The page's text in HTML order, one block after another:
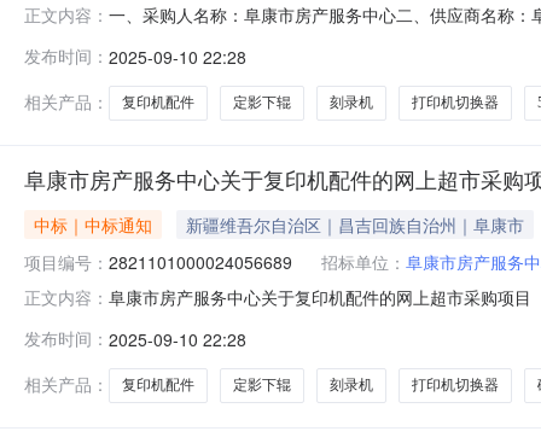
正文内容： 一、采购人名称：阜康市房产服务中心二、供应商名称
下辊个
发布时间： 2025-09-10 22:28
相关产品：
复印机配件 定影下辊 刻录机 打印机切换器
阜康市房产服务中心关于复印机配件的网上超市采购
中标｜中标通知
新疆维吾尔自治区｜昌吉回族自治州｜阜康市
项目编号： 2821101000024056689 招标单位： 阜康市房产服务
正文内容： 阜康市房产服务中心关于复印机配件的网上超市采购项
项目所在行政区划名称:新疆维吾尔自治区昌吉回族自治
发布时间： 2025-09-10 22:28
相关产品：
复印机配件 定影下辊 刻录机 打印机切换器